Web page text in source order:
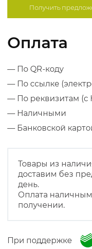
Получить
Оплата
— По QR-коду
— По ссылке
— По реквизитам (с
— Наличными
— Банковской
Товары из
доставим без
день.
Оплата
получении.
При поддержке